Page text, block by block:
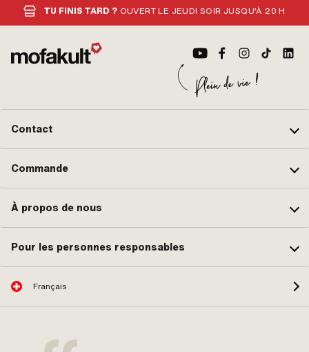
de la boîte de vitesses avec
TU FINIS TARD ? OUVERT LE JEUDI SOIR JUSQU'À 20 H
Contact
Commande
À propos de nous
Pour les personnes responsables
Français